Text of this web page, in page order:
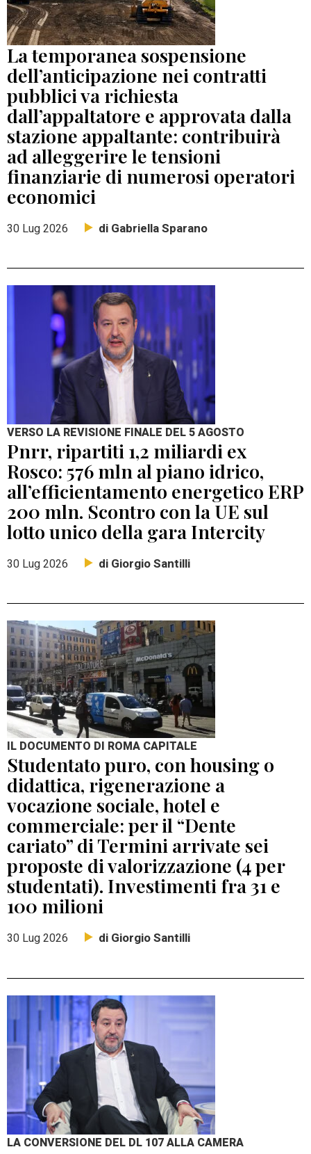
La temporanea sospensione
dell’anticipazione nei contratti
pubblici va richiesta
dall’appaltatore e approvata dalla
stazione appaltante: contribuirà
ad alleggerire le tensioni
finanziarie di numerosi operatori
economici
30 Lug 2026 di Gabriella Sparano
VERSO LA REVISIONE FINALE DEL 5 AGOSTO
Pnrr, ripartiti 1,2 miliardi ex
Rosco: 576 mln al piano idrico,
all’efficientamento energetico ERP
200 mln. Scontro con la UE sul
lotto unico della gara Intercity
30 Lug 2026 di Giorgio Santilli
IL DOCUMENTO DI ROMA CAPITALE
Studentato puro, con housing o
didattica, rigenerazione a
vocazione sociale, hotel e
commerciale: per il “Dente
cariato” di Termini arrivate sei
proposte di valorizzazione (4 per
studentati). Investimenti fra 31 e
100 milioni
30 Lug 2026 di Giorgio Santilli
LA CONVERSIONE DEL DL 107 ALLA CAMERA